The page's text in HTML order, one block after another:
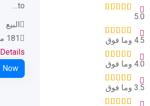
5.0
4.5 وما فوق
4.0 وما فوق
3.5 وما فوق
to…
البيع
181 مشاهدات
Details